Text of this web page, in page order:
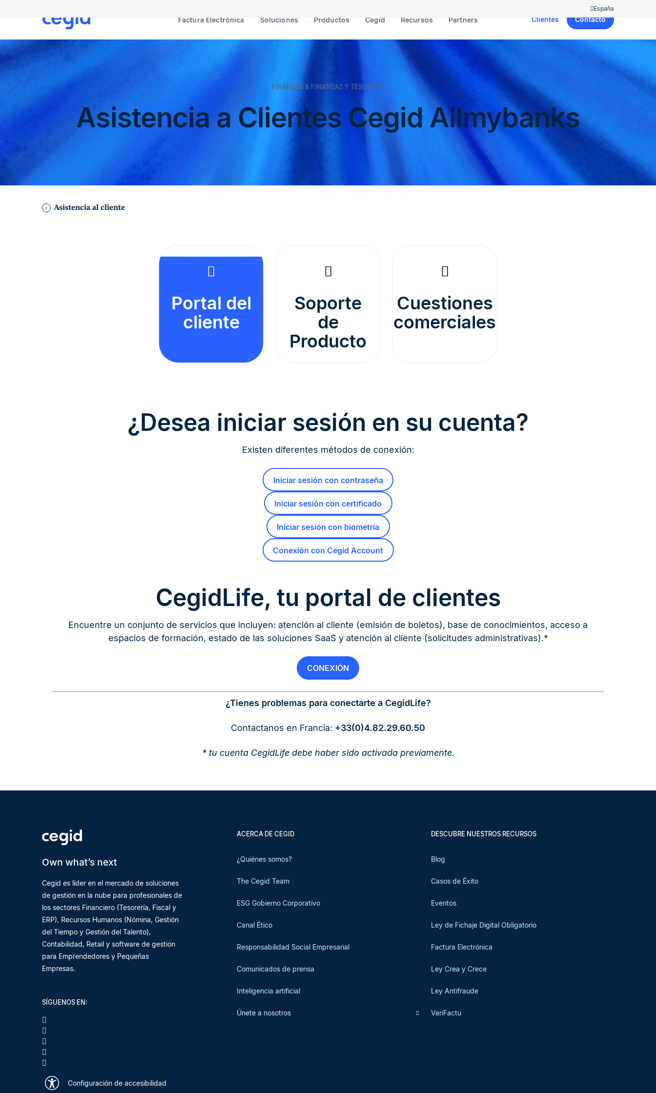
España
Factura Electrónica Soluciones Productos Cegid Recursos Partners Clientes Contacto
FINANZAS & FINANZAS Y TESORERÍA
Asistencia a Clientes Cegid Allmybanks
Asistencia al cliente
Portal del
cliente
¿Desea iniciar sesión en su cuenta?
Existen diferentes métodos de conexión:
Iniciar sesión con contraseña
Iniciar sesión con certificado
Iniciar sesión con biometría
Conexión con Cegid Account
CegidLife, tu portal de clientes
Encuentre un conjunto de servicios que incluyen: atención al cliente (emisión de boletos), base de conocimientos, acceso a
espacios de formación, estado de las soluciones SaaS y atención al cliente (solicitudes administrativas).*
CONEXIÓN
¿Tienes problemas para conectarte a CegidLife?
Contactanos en Francia: +33(0)4.82.29.60.50
* tu cuenta CegidLife debe haber sido activada previamente.
Soporte
de
Producto
Cuestiones
comerciales
Own what’s next
Cegid es líder en el mercado de soluciones
de gestión en la nube para profesionales de
los sectores Financiero (Tesorería, Fiscal y
ERP), Recursos Humanos (Nómina, Gestión
del Tiempo y Gestión del Talento),
Contabilidad, Retail y software de gestión
para Emprendedores y Pequeñas
Empresas.
SÍGUENOS EN:
Configuración de accesibilidad
ACERCA DE CEGID
¿Quiénes somos?
The Cegid Team
ESG Gobierno Corporativo
Canal Ético
Responsabilidad Social Empresarial
Comunicados de prensa
Inteligencia artificial
Únete a nosotros
DESCUBRE NUESTROS RECURSOS
Blog
Casos de Éxito
Eventos
Ley de Fichaje Digital Obligatorio
Factura Electrónica
Ley Crea y Crece
Ley Antifraude
VeriFactu